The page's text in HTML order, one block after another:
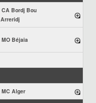
CA Bordj Bou
Arreridj
MO Béjaia
MC Alger